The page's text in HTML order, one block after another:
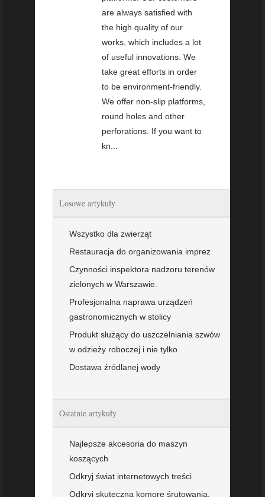
are always satisfied with
the high quality of our
works, which includes a lot
of useful innovations. We
take great efforts in order
to be environment-friendly.
We offer non-slip platforms,
round holes and other
perforations. If you want to
kn...
Losowe artykuły
Wszystko dla zwierząt
Restauracja do organizowania imprez
Czynności inspektora nadzoru terenów
zielonych w Warszawie.
Profesjonalna naprawa urządzeń
gastronomicznych w stolicy
Produkt służący do uszczelniania szwów
w odzieży roboczej i nie tylko
Dostawa źródlanej wody
Ostatnie artykuły
Najlepsze akcesoria do maszyn
koszących
Odkryj świat internetowych treści
Odkryj skuteczną komorę śrutowania.